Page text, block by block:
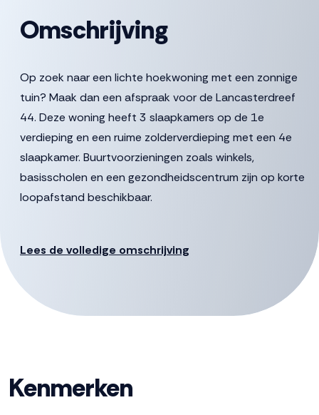
Omschrijving
Op zoek naar een lichte hoekwoning met een zonnige
tuin? Maak dan een afspraak voor de Lancasterdreef
44. Deze woning heeft 3 slaapkamers op de 1e
verdieping en een ruime zolderverdieping met een 4e
slaapkamer. Buurtvoorzieningen zoals winkels,
basisscholen en een gezondheidscentrum zijn op korte
loopafstand beschikbaar.
biedingen vanaf € 350.000,- k.k. zullen door verkoper in
Indeling
Begane grond:
veel daglicht door grote ramen. Een praktische trapkast
zorgt voor extra opbergruimte. De eenvoudige keuken
Lees de volledige omschrijving
Kenmerken